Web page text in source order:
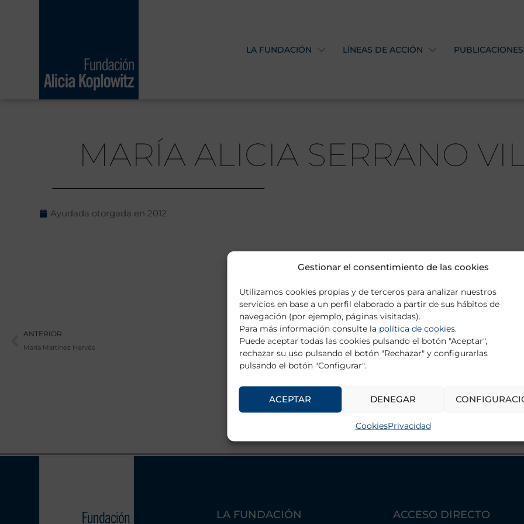
Gestionar el consentimiento de las cookies
Utilizamos cookies propias y de terceros para analizar nuestros
servicios en base a un perfil elaborado a partir de sus hábitos de
navegación (por ejemplo, páginas visitadas).
Para más información consulte la política de cookies.
Puede aceptar todas las cookies pulsando el botón "Aceptar",
rechazar su uso pulsando el botón "Rechazar" y configurarlas
pulsando el botón "Configurar".
ACEPTAR DENEGAR
CookiesPrivacidad
LA FUNDACIÓN LÍNEAS DE ACCIÓN PUBLICACIONES
MARÍA ALICIA SERRANO
Ayudada otorgada en 2012
Bellevue Hospital Center
Ant
ANTERIOR
María Martínez Hervés
VOLVER A AYUDAS DE FORMACIÓN
LA FUNDACIÓN ACCESO DIRECTO